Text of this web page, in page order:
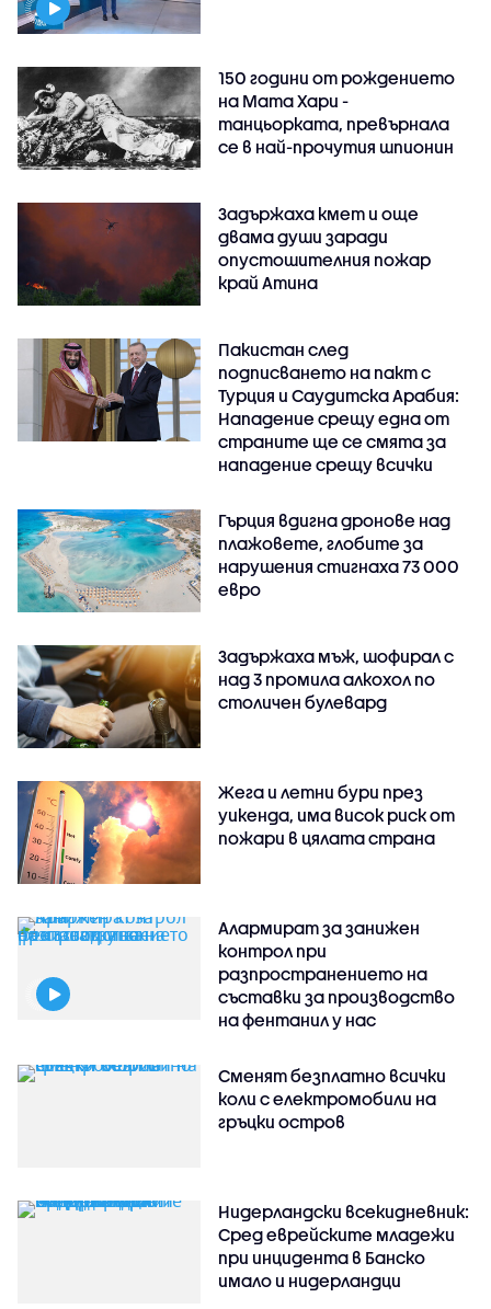
150 години от рождението
на Мата Хари -
танцьорката, превърнала
се в най-прочутия шпионин
Задържаха кмет и още
двама души заради
опустошителния пожар
край Атина
Пакистан след
подписването на пакт с
Турция и Саудитска Арабия:
Нападение срещу една от
страните ще се смята за
нападение срещу всички
Гърция вдигна дронове над
плажовете, глобите за
нарушения стигнаха 73 000
евро
Задържаха мъж, шофирал с
над 3 промила алкохол по
столичен булевард
Жега и летни бури през
уикенда, има висок риск от
пожари в цялата страна
Алармират за занижен
контрол при
разпространението на
съставки за производство
на фентанил у нас
Сменят безплатно всички
коли с електромобили на
гръцки остров
Нидерландски всекидневник:
Сред еврейските младежи
при инцидента в Банско
имало и нидерландци